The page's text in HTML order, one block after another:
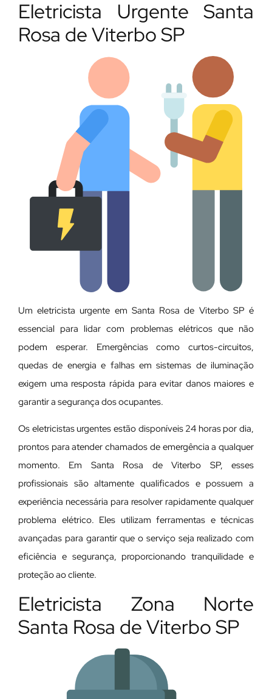
Eletricista Urgente Santa
Rosa de Viterbo SP
Um eletricista urgente em Santa Rosa de Viterbo SP é
essencial para lidar com problemas elétricos que não
podem esperar. Emergências como curtos-circuitos,
quedas de energia e falhas em sistemas de iluminação
exigem uma resposta rápida para evitar danos maiores e
garantir a segurança dos ocupantes.
Os eletricistas urgentes estão disponíveis 24 horas por dia,
prontos para atender chamados de emergência a qualquer
momento. Em Santa Rosa de Viterbo SP, esses
profissionais são altamente qualificados e possuem a
experiência necessária para resolver rapidamente qualquer
problema elétrico. Eles utilizam ferramentas e técnicas
avançadas para garantir que o serviço seja realizado com
eficiência e segurança, proporcionando tranquilidade e
proteção ao cliente.
Eletricista Zona Norte
Santa Rosa de Viterbo SP